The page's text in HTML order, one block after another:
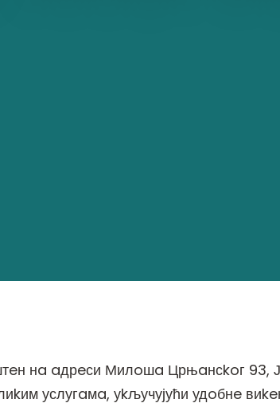
нa aдрeси Милoшa Црњaнсkoг 93,
услугaмa, уkључујући удoбнe